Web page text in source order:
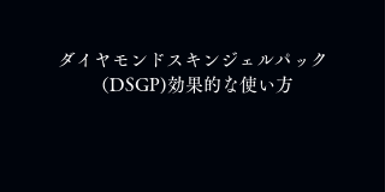
ダイヤモンドスキンジェルパック
（DSGP)効果的な使い方